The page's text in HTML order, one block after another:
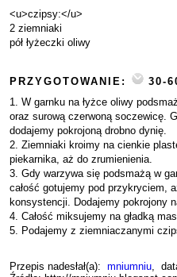
<u>czipsy:</u>
2 ziemniaki
pół łyżeczki oliwy
PRZYGOTOWANIE:
30-
1. W garnku na łyżce oliwy
oraz surową czerwoną soczewicę.
dodajemy pokrojoną drobno dynię.
2. Ziemniaki kroimy na cienkie
piekarnika, aż do zrumienienia.
3. Gdy warzywa się podsmażą w
całość gotujemy pod przykryciem,
konsystencji. Dodajemy pokrojony
4. Całość miksujemy na gładką
5. Podajemy z ziemniaczanymi
Przepis nadesłał(a): mniumniu,